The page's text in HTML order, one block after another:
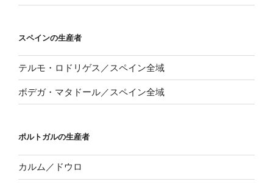
スペインの生産者
テルモ・ロドリゲス／スペイン全域
ボデガ・マタドール／スペイン全域
ポルトガルの生産者
カルム／ドウロ